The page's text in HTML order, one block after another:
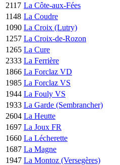
2117 La Côte-aux-Fées
1148 La Coudre
1090 La Croix (Lutry)
1257 La Croix-de-Rozon
1265 La Cure
2333 La Ferrière
1866 La Forclaz VD
1985 La Forclaz VS
1944 La Fouly VS
1933 La Garde (Sembrancher)
2604 La Heutte
1697 La Joux FR
1660 La Lécherette
1687 La Magne
1947 La Montoz (Versegères)